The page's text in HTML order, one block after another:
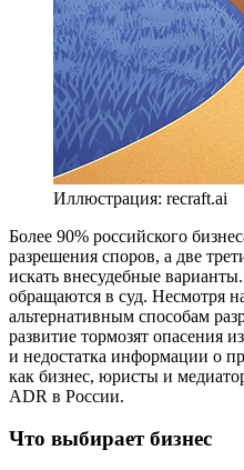
Иллюстрация: recraft.ai
Более 90% российского
разрешения споров, а две
искать внесудебные
обращаются в суд. Несмотря
альтернативным способам
развитие тормозят опасения
и недостатка информации о
как бизнес, юристы и
ADR в России.
Что выбирает бизнес